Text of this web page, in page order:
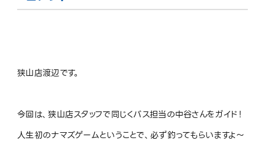
狭山店渡辺です。
今回は、狭山店スタッフで同じくバス担当の中谷さんをガイド！
人生初のナマズゲームということで、必ず釣ってもらいますよ～